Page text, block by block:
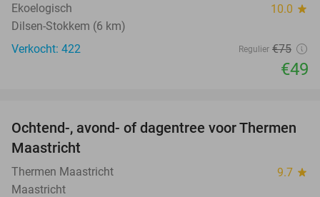
Ekoelogisch 10.0 star
Dilsen-Stokkem (6 km)
Verkocht: 422
Regulier €75
€49
25%
Ochtend-, avond- of dagentree voor Thermen
Maastricht
Thermen Maastricht 9.7 star
Maastricht